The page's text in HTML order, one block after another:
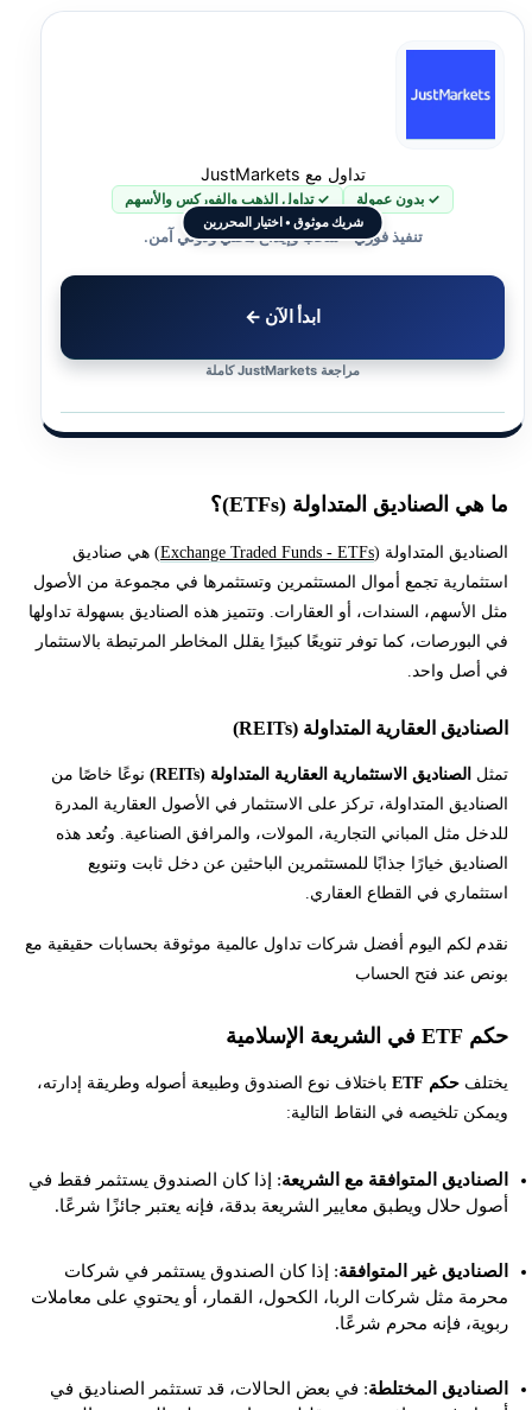
شريك موثوق • اختيار المحررين
تداول مع JustMarkets
✓ بدون عمولة ✓ تداول الذهب والفوركس والأسهم
تنفيذ فوري • سحب وإيداع محلي ودولي آمن.
ابدأ الآن ←
مراجعة JustMarkets كاملة
ما هي الصناديق المتداولة (ETFs)؟
الصناديق المتداولة (Exchange Traded Funds - ETFs) هي صناديق
استثمارية تجمع أموال المستثمرين وتستثمرها في مجموعة من الأصول
مثل الأسهم، السندات، أو العقارات. وتتميز هذه الصناديق بسهولة تداولها
في البورصات، كما توفر تنويعًا كبيرًا يقلل المخاطر المرتبطة بالاستثمار
في أصل واحد.
الصناديق العقارية المتداولة (REITs)
تمثل الصناديق الاستثمارية العقارية المتداولة (REITs)
نوعًا خاصًا من
الصناديق المتداولة، تركز على الاستثمار في الأصول العقارية المدرة
للدخل مثل المباني التجارية، المولات، والمرافق الصناعية. وتُعد هذه
الصناديق خيارًا جذابًا للمستثمرين الباحثين عن دخل ثابت وتنويع
استثماري في القطاع العقاري.
نقدم لكم اليوم أفضل شركات تداول عالمية موثوقة بحسابات حقيقية مع
بونص عند فتح الحساب
حكم ETF في الشريعة الإسلامية
يختلف حكم ETF
باختلاف نوع الصندوق وطبيعة أصوله وطريقة إدارته،
ويمكن تلخيصه في النقاط التالية:
الصناديق المتوافقة مع الشريعة: إذا كان الصندوق يستثمر فقط في
أصول حلال ويطبق معايير الشريعة بدقة، فإنه يعتبر جائزًا شرعًا.
الصناديق غير المتوافقة: إذا كان الصندوق يستثمر في شركات
محرمة مثل شركات الربا، الكحول، القمار، أو يحتوي على معاملات
ربوية، فإنه محرم شرعًا.
الصناديق المختلطة: في بعض الحالات، قد تستثمر الصناديق في